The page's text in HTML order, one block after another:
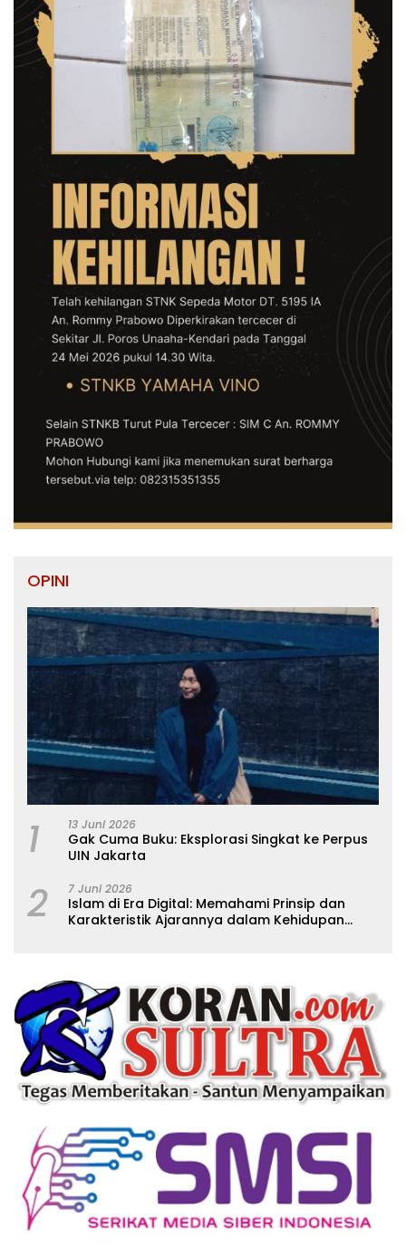
OPINI
1 13 Juni 2026
Gak Cuma Buku: Eksplorasi Singkat ke Perpus
UIN Jakarta
2 7 Juni 2026
Islam di Era Digital: Memahami Prinsip dan
Karakteristik Ajarannya dalam Kehidupan